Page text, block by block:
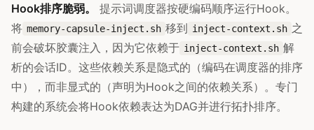
Hook排序脆弱。
提示词调度器按硬编码顺序运行Hook。
将 memory-capsule-inject.sh 移到 inject-context.sh 之
前会破坏胶囊注入，因为它依赖于 inject-context.sh 解
析的会话ID。这些依赖关系是隐式的（编码在调度器的排序
中），而非显式的（声明为Hook之间的依赖关系）。专门
构建的系统会将Hook依赖表达为DAG并进行拓扑排序。